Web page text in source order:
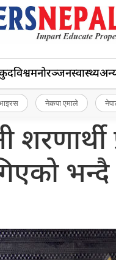
विश्वमनोरञ्जनस्वास्थ्य
नेकपा एमाले
भन्दै